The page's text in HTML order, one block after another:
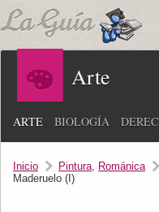
Arte
ARTE BIOLOGÍA
Inicio Pintura, Románica
Maderuelo (I)